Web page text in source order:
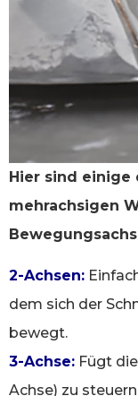
Hier sind einige
mehrachsigen
2-Achsen:
dem sich der
bewegt.
3-Achse: Fügt
Achse) zu